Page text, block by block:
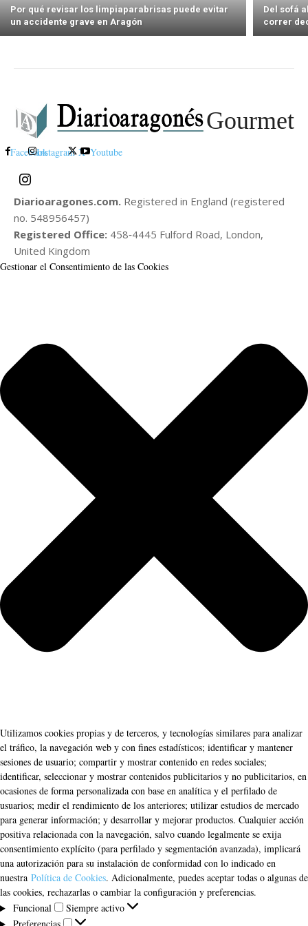
Por qué revisar los limpiaparabrisas puede evitar
un accidente grave en Aragón
Del sofá
correr
Gourmet
FacebookInstagram X Youtube
Diarioaragones.com. Registered in England (registered
no. 548956457)
Registered Office: 458‑4445 Fulford Road, London,
United Kingdom
Gestionar el Consentimiento de las Cookies
Utilizamos cookies propias y de terceros, y tecnologías similares para analizar
el tráfico, la navegación web y con fines estadísticos; identificar y mantener
sesiones de usuario; compartir y mostrar contenido en redes sociales;
identificar, seleccionar y mostrar contenidos publicitarios y no publicitarios, en
ocasiones de forma personalizada con base en analítica y el perfilado de
usuarios; medir el rendimiento de los anteriores; utilizar estudios de mercado
para generar información; y desarrollar y mejorar productos. Cualquier acción
positiva relacionada con la navegación, salvo cuando legalmente se exija
consentimiento explícito (para perfilado y segmentación avanzada), implicará
una autorización para su instalación de conformidad con lo indicado en
nuestra Política de Cookies. Adicionalmente, puedes aceptar todas o algunas de
las cookies, rechazarlas o cambiar la configuración y preferencias.
Funcional
Funcional
Siempre activo
Preferencias